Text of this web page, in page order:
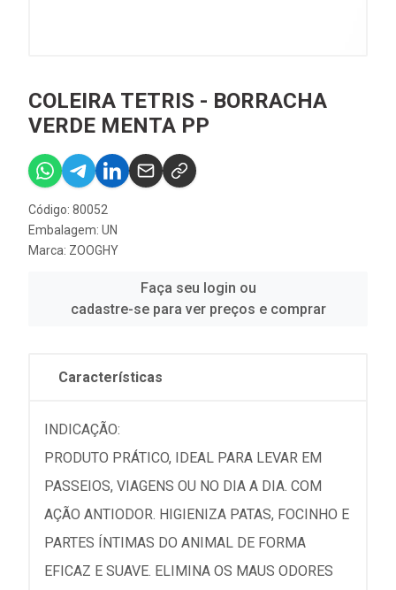
COLEIRA TETRIS - BORRACHA
VERDE MENTA PP
Código: 80052
Embalagem: UN
Marca: ZOOGHY
Faça seu login ou
cadastre-se para ver preços e comprar
Características
INDICAÇÃO:
PRODUTO PRÁTICO, IDEAL PARA LEVAR EM
PASSEIOS, VIAGENS OU NO DIA A DIA. COM
AÇÃO ANTIODOR. HIGIENIZA PATAS, FOCINHO E
PARTES ÍNTIMAS DO ANIMAL DE FORMA
EFICAZ E SUAVE. ELIMINA OS MAUS ODORES